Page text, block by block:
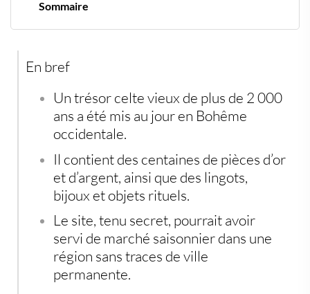
Sommaire
Des monnaies locales issues d’ateliers inconnus
Une course contre les machines agricoles
Pourquoi ces découvertes renforcent l’intérêt pour les
investissements alternatifs
En bref
Untrésor celte vieux de plus de 2 000
ans a été mis au jour en Bohême
occidentale.
Il contient des centaines de pièces d’or
et d’argent, ainsi que des lingots,
bijoux et objets rituels.
Le site, tenu secret, pourrait avoir
servi de marché saisonnierdans une
région sans traces de ville
permanente.